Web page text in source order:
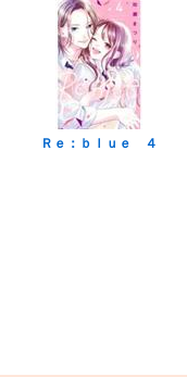
Ｒｅ：ｂｌｕｅ ４